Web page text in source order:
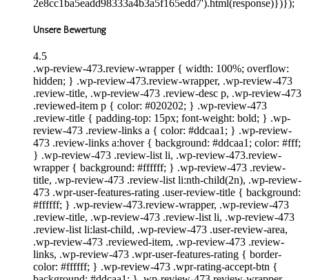
2e8cc1ba5eadd98333a4b3a5f165edd7').html(response)})});
Unsere Bewertung
4.5
.wp-review-473.review-wrapper { width: 100%; overflow:
hidden; } .wp-review-473.review-wrapper, .wp-review-473
.review-title, .wp-review-473 .review-desc p, .wp-review-473
.reviewed-item p { color: #020202; } .wp-review-473
.review-title { padding-top: 15px; font-weight: bold; } .wp-
review-473 .review-links a { color: #ddcaa1; } .wp-review-
473 .review-links a:hover { background: #ddcaa1; color: #fff;
} .wp-review-473 .review-list li, .wp-review-473.review-
wrapper { background: #ffffff; } .wp-review-473 .review-
title, .wp-review-473 .review-list li:nth-child(2n), .wp-review-
473 .wpr-user-features-rating .user-review-title { background:
#ffffff; } .wp-review-473.review-wrapper, .wp-review-473
.review-title, .wp-review-473 .review-list li, .wp-review-473
.review-list li:last-child, .wp-review-473 .user-review-area,
.wp-review-473 .reviewed-item, .wp-review-473 .review-
links, .wp-review-473 .wpr-user-features-rating { border-
color: #ffffff; } .wp-review-473 .wpr-rating-accept-btn {